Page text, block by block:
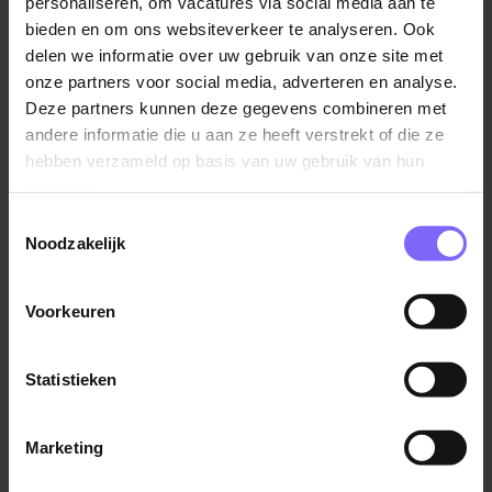
bieden en om ons websiteverkeer te analyseren. Ook
delen we informatie over uw gebruik van onze site met
onze partners voor social media, adverteren en analyse.
Deze partners kunnen deze gegevens combineren met
andere informatie die u aan ze heeft verstrekt of die ze
hebben verzameld op basis van uw gebruik van hun
Noodzakelijk
Voorkeuren
Statistieken
Marketing
management of industriële dienstverlening
Coachend leiderschap: jij laat mensen en
processen groeien
Een commerciële mindset vol energie,
nieuwsgierigheid en resultaatgerichtheid
te claimen en daar jouw stempel op te drukken.
Een sleutelrol waarin jij de commerciële koers
Een internationale organisatie met een sterke naam
Senior Business Analyst Sales
Excellence
Boels Rental
Sittard
Mediahuis